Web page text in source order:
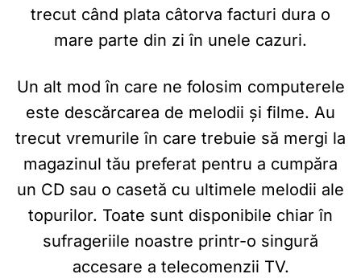
trecut când plata câtorva facturi dura o
mare parte din zi în unele cazuri.
Un alt mod în care ne folosim computerele
este descărcarea de melodii și filme. Au
trecut vremurile în care trebuie să mergi la
magazinul tău preferat pentru a cumpăra
un CD sau o casetă cu ultimele melodii ale
topurilor. Toate sunt disponibile chiar în
sufrageriile noastre printr-o singură
accesare a telecomenzii TV.